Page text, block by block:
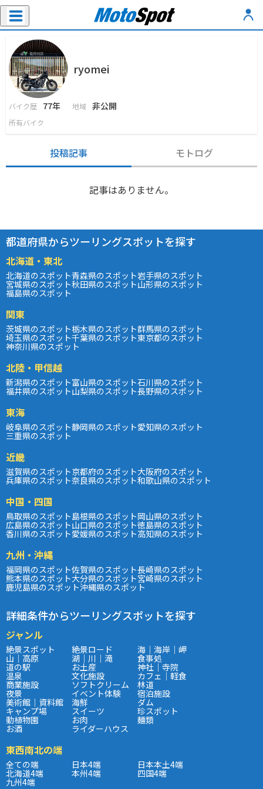
ryomei
バイク歴 77年 地域 非公開
所有バイク
投稿記事 モトログ
記事はありません。
都道府県からツーリングスポットを探す
北海道・東北
北海道のスポット青森県のスポット岩手県のスポット
宮城県のスポット秋田県のスポット山形県のスポット
福島県のスポット
関東
茨城県のスポット栃木県のスポット群馬県のスポット
埼玉県のスポット千葉県のスポット東京都のスポット
神奈川県のスポット
北陸・甲信越
新潟県のスポット富山県のスポット石川県のスポット
福井県のスポット山梨県のスポット長野県のスポット
東海
岐阜県のスポット静岡県のスポット愛知県のスポット
三重県のスポット
近畿
滋賀県のスポット京都府のスポット大阪府のスポット
兵庫県のスポット奈良県のスポット和歌山県のスポット
中国・四国
鳥取県のスポット島根県のスポット岡山県のスポット
広島県のスポット山口県のスポット徳島県のスポット
香川県のスポット愛媛県のスポット高知県のスポット
九州・沖縄
福岡県のスポット佐賀県のスポット長崎県のスポット
熊本県のスポット大分県のスポット宮崎県のスポット
鹿児島県のスポット沖縄県のスポット
詳細条件からツーリングスポットを探す
ジャンル
絶景スポット 絶景ロード 海｜海岸｜岬
山｜高原 湖｜川｜滝 食事処
道の駅 お土産 神社｜寺院
温泉 文化施設 カフェ｜軽食
商業施設 ソフトクリーム 林道
夜景 イベント体験 宿泊施設
美術館｜資料館 海鮮 ダム
キャンプ場 スイーツ 珍スポット
動植物園 お肉 麺類
お酒 ライダーハウス
東西南北の端
全ての端 日本4端 日本本土4端
北海道4端 本州4端 四国4端
九州4端